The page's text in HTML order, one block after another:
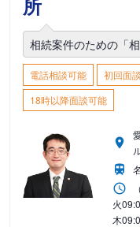
所
相続案件のための「
電話相談可能 初回面
18時以降面談可能
火
木